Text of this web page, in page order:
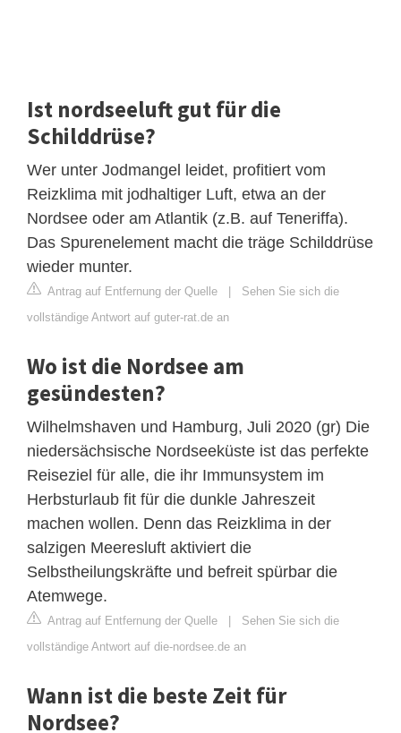
Ist nordseeluft gut für die
Schilddrüse?
Wer unter Jodmangel leidet, profitiert vom
Reizklima mit jodhaltiger Luft, etwa an der
Nordsee oder am Atlantik (z.B. auf Teneriffa).
Das Spurenelement macht die träge Schilddrüse
wieder munter.
Antrag auf Entfernung der Quelle | Sehen Sie sich die
vollständige Antwort auf guter-rat.de an
Wo ist die Nordsee am
gesündesten?
Wilhelmshaven und Hamburg, Juli 2020 (gr) Die
niedersächsische Nordseeküste ist das perfekte
Reiseziel für alle, die ihr Immunsystem im
Herbsturlaub fit für die dunkle Jahreszeit
machen wollen. Denn das Reizklima in der
salzigen Meeresluft aktiviert die
Selbstheilungskräfte und befreit spürbar die
Atemwege.
Antrag auf Entfernung der Quelle | Sehen Sie sich die
vollständige Antwort auf die-nordsee.de an
Wann ist die beste Zeit für
Nordsee?